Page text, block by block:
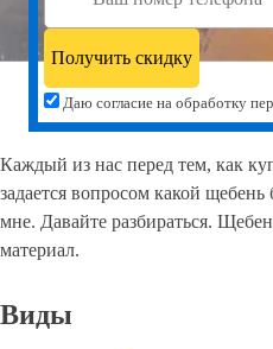
Даю согласие на обработку
Каждый из нас перед тем, как
задается вопросом какой
мне. Давайте разбираться.
материал.
Виды